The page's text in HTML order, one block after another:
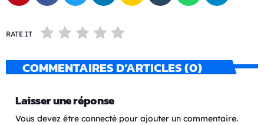
RATE IT
COMMENTAIRES D’ARTICLES (0)
Laisser une réponse
Vous devez être connecté pour ajouter un commentaire.